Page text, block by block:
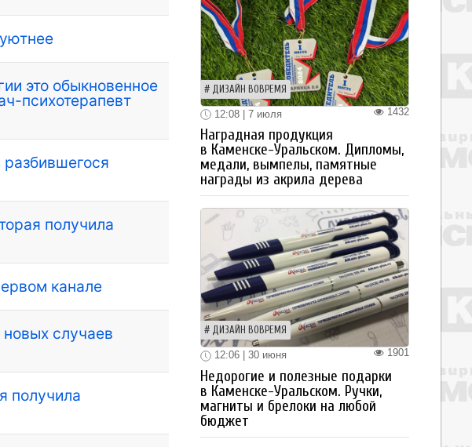
это обыкновенное
психотерапевт
получила
канале
случаев
получила
ДИЗАЙН ВОВРЕМЯ
1432
12:08 | 7 июля
Наградная продукция
в Каменске-Уральском. Дипломы,
медали, вымпелы, памятные
награды из акрила дерева
ДИЗАЙН ВОВРЕМЯ
1901
12:06 | 30 июня
Недорогие и полезные подарки
в Каменске-Уральском. Ручки,
магниты и брелоки на любой
бюджет